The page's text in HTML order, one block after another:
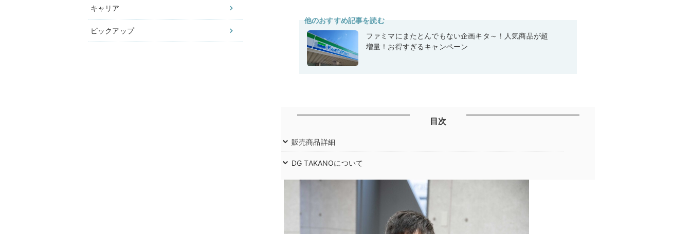
キャリア
ピックアップ
他のおすすめ記事を読む
ファミマにまたとんでもない企画キタ～！人気商品が超
増量！お得すぎるキャンペーン
目次
販売商品詳細
DG TAKANOについて